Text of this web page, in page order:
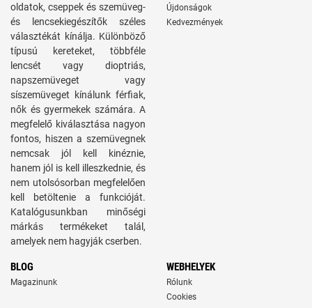
oldatok, cseppek és szemüveg-
és lencsekiegészítők széles
választékát kínálja. Különböző
típusú kereteket, többféle
lencsét vagy dioptriás,
napszemüveget vagy
síszemüveget kínálunk férfiak,
nők és gyermekek számára. A
megfelelő kiválasztása nagyon
fontos, hiszen a szemüvegnek
nemcsak jól kell kinéznie,
hanem jól is kell illeszkednie, és
nem utolsósorban megfelelően
kell betöltenie a funkcióját.
Katalógusunkban minőségi
márkás termékeket talál,
amelyek nem hagyják cserben.
Újdonságok
Kedvezmények
BLOG
Magazinunk
WEBHELYEK
Rólunk
Cookies